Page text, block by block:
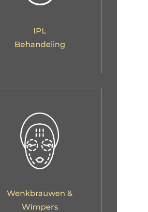
IPL
Behandeling
Wenkbrauwen &
Wimpers